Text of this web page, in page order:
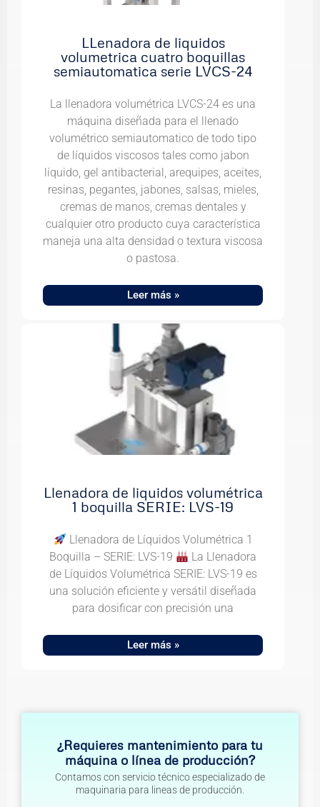
LLenadora de liquidos
volumetrica cuatro boquillas
semiautomatica serie LVCS-24
La llenadora volumétrica LVCS-24 es una
máquina diseñada para el llenado
volumétrico semiautomatico de todo tipo
de líquidos viscosos tales como jabon
líquido, gel antibacterial, arequipes, aceites,
resinas, pegantes, jabones, salsas, mieles,
cremas de manos, cremas dentales y
cualquier otro producto cuya característica
maneja una alta densidad o textura viscosa
o pastosa.
Leer más »
Llenadora de liquidos volumétrica
1 boquilla SERIE: LVS-19
Llenadora de Líquidos Volumétrica 1
Boquilla – SERIE: LVS-19
La Llenadora
de Líquidos Volumétrica SERIE: LVS-19 es
una solución eficiente y versátil diseñada
para dosificar con precisión una
Leer más »
¿Requieres mantenimiento para tu
máquina o línea de producción?
Contamos con servicio técnico especializado de
maquinaria para lineas de producción.